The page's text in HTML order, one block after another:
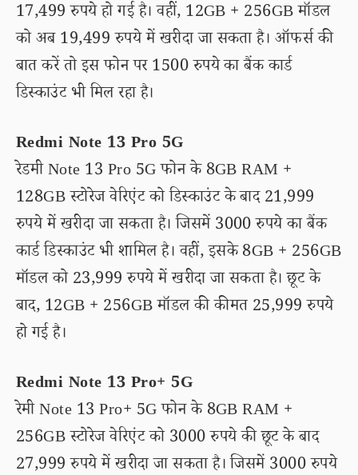
17,499 रुपये हो गई है। वहीं, 12GB + 256GB मॉडल
को अब 19,499 रुपये में खरीदा जा सकता है। ऑफर्स की
बात करें तो इस फोन पर 1500 रुपये का बैंक कार्ड
डिस्काउंट भी मिल रहा है।
Redmi Note 13 Pro 5G
रेडमी Note 13 Pro 5G फोन के 8GB RAM +
128GB स्टोरेज वेरिएंट को डिस्काउंट के बाद 21,999
रुपये में खरीदा जा सकता है। जिसमें 3000 रुपये का बैंक
कार्ड डिस्काउंट भी शामिल है। वहीं, इसके 8GB + 256GB
मॉडल को 23,999 रुपये में खरीदा जा सकता है। छूट के
बाद, 12GB + 256GB मॉडल की कीमत 25,999 रुपये
हो गई है।
Redmi Note 13 Pro+ 5G
रेमी Note 13 Pro+ 5G फोन के 8GB RAM +
256GB स्टोरेज वेरिएंट को 3000 रुपये की छूट के बाद
27,999 रुपये में खरीदा जा सकता है। जिसमें 3000 रुपये